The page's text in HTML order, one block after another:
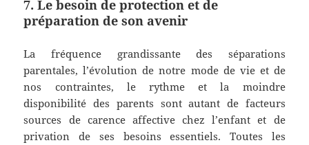
7. Le besoin de protection et de
préparation de son avenir
La fréquence grandissante des séparations
parentales, l’évolution de notre mode de vie et de
nos contraintes, le rythme et la moindre
disponibilité des parents sont autant de facteurs
sources de carence affective chez l’enfant et de
privation de ses besoins essentiels. Toutes les